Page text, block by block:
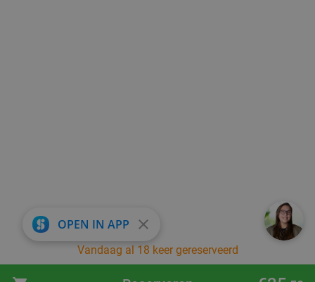
Vandaag al 18 keer gereserveerd
OPEN IN APP close